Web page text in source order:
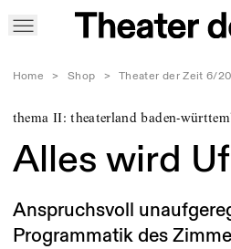
Home > Shop > Theater der Zeit 6/
thema II: theaterland baden-
Alles wird
Anspruchsvoll
Programmatik des